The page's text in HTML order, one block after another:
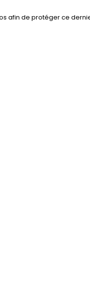
afin de protéger ce